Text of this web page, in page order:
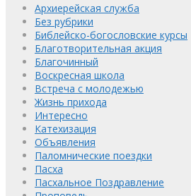
Архиерейская служба
Без рубрики
Библейско-богословские курсы
Благотворительная акция
Благочинный
Воскресная школа
Встреча с молодежью
Жизнь прихода
Интересно
Катехизация
Объявления
Паломнические поездки
Пасха
Пасхальное Поздравление